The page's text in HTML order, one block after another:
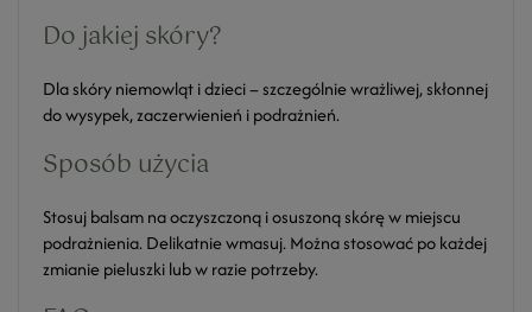
Do jakiej skóry?
Dla skóry niemowląt i dzieci – szczególnie wrażliwej, skłonnej
do wysypek, zaczerwienień i podrażnień.
Sposób użycia
Stosuj balsam na oczyszczoną i osuszoną skórę w miejscu
podrażnienia. Delikatnie wmasuj. Można stosować po każdej
zmianie pieluszki lub w razie potrzeby.